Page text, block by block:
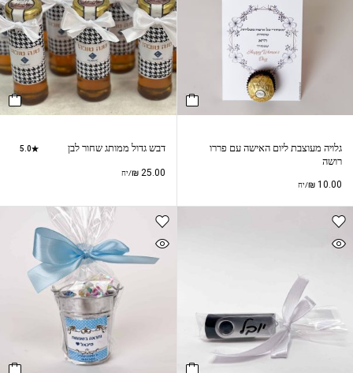
גלויה מעוצבת ליום האישה עם פררו
רושה
₪ 10.00 /יח
דבש גדול ממותג שחור לבן 5.0
₪25.00 /יח